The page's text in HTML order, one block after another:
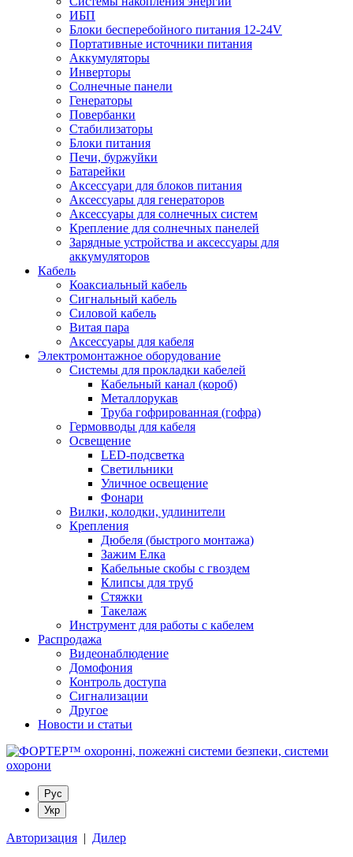
ИБП
Блоки бесперебойного питания 12-24V
Портативные источники питания
Аккумуляторы
Инверторы
Солнечные панели
Генераторы
Повербанки
Стабилизаторы
Блоки питания
Печи, буржуйки
Батарейки
Аксессуари для блоков питания
Аксессуары для генераторов
Аксессуары для солнечных систем
Крепление для солнечных панелей
Зарядные устройства и аксессуары для
аккумуляторов
Кабель
Коаксиальный кабель
Сигнальный кабель
Силовой кабель
Витая пара
Аксессуары для кабеля
Электромонтажное оборудование
Системы для прокладки кабелей
Кабельный канал (короб)
Металлорукав
Труба гофрированная (гофра)
Гермовводы для кабеля
Освещение
LED-подсветка
Светильники
Уличное освещение
Фонари
Вилки, колодки, удлинители
Крепления
Дюбеля (быстрого монтажа)
Зажим Елка
Кабельные скобы с гвоздем
Клипсы для труб
Стяжки
Такелаж
Инструмент для работы с кабелем
Распродажа
Видеонаблюдение
Домофония
Контроль доступа
Сигнализации
Другое
Новости и статьи
Рус
Укр
Авторизация | Дилер